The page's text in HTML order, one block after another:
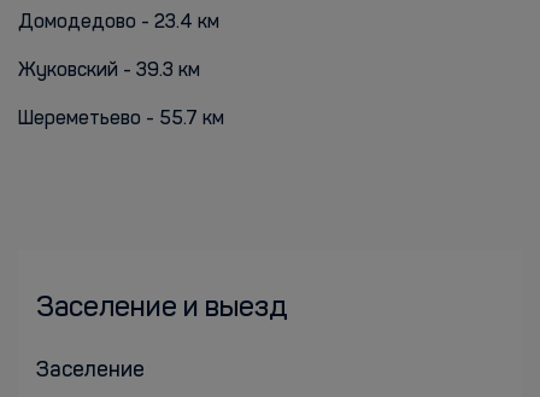
Домодедово - 23.4 км
Жуковский - 39.3 км
Шереметьево - 55.7 км
Заселение и выезд
Заселение